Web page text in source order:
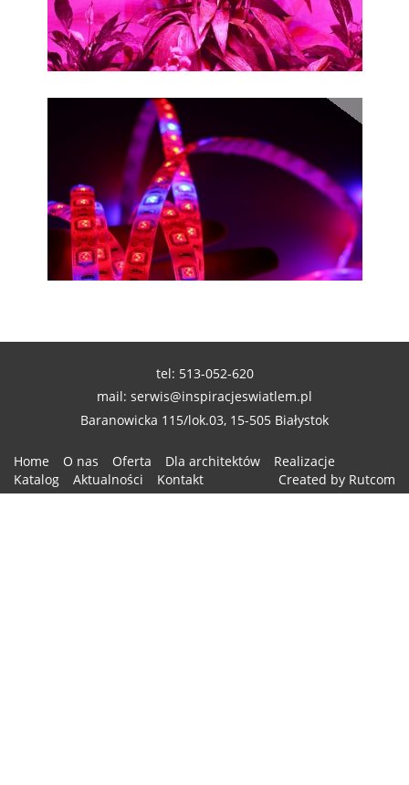
tel: 513-052-620
mail: serwis@inspiracjeswiatlem.pl
Baranowicka 115/lok.03, 15-505 Białystok
Home O nas Oferta Dla architektów
Realizacje
Katalog
Aktualności Kontakt Created by Rutcom